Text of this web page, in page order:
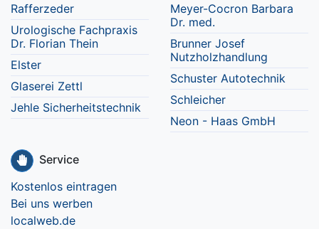
Rafferzeder
Urologische Fachpraxis
Dr. Florian Thein
Elster
Glaserei Zettl
Jehle Sicherheitstechnik
Meyer-Cocron Barbara
Dr. med.
Brunner Josef
Nutzholzhandlung
Schuster Autotechnik
Schleicher
Neon - Haas GmbH
Service
Kostenlos eintragen
Bei uns werben
localweb.de